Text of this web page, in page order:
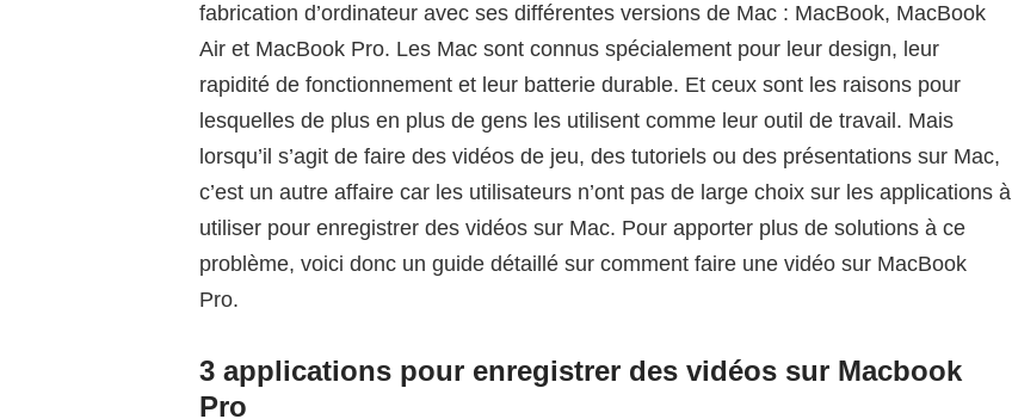
fabrication d’ordinateur avec ses différentes versions de Mac : MacBook, MacBook
Air et MacBook Pro. Les Mac sont connus spécialement pour leur design, leur
rapidité de fonctionnement et leur batterie durable. Et ceux sont les raisons pour
lesquelles de plus en plus de gens les utilisent comme leur outil de travail. Mais
lorsqu’il s’agit de faire des vidéos de jeu, des tutoriels ou des présentations sur Mac,
c’est un autre affaire car les utilisateurs n’ont pas de large choix sur les applications à
utiliser pour enregistrer des vidéos sur Mac. Pour apporter plus de solutions à ce
problème, voici donc un guide détaillé sur comment faire une vidéo sur MacBook
Pro.
3 applications pour enregistrer des vidéos sur Macbook
Pro